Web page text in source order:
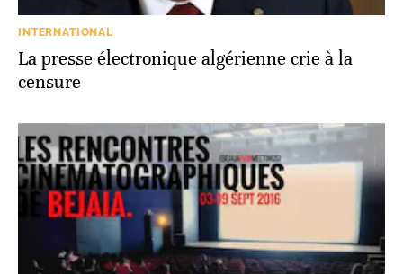
INTERNATIONAL
La presse électronique algérienne crie à la
censure